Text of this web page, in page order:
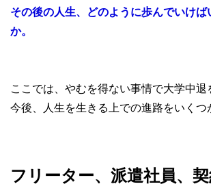
その後の人生、どのように歩んでいけば
か。
ここでは、やむを得ない事情で大学中退
今後、人生を生きる上での進路をいくつ
フリーター、派遣社員、